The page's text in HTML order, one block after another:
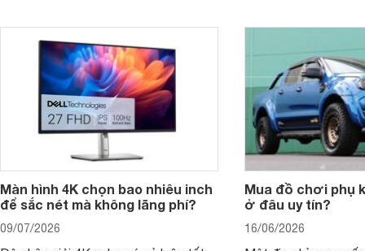
thay vì chỉ so sánh cấu hình trên giấy.
không, dùng được
Màn hình 4K chọn bao nhiêu inch
để sắc nét mà không lãng phí?
09/07/2026
Mua đồ chơi phụ
ở đâu uy tín?
16/06/2026